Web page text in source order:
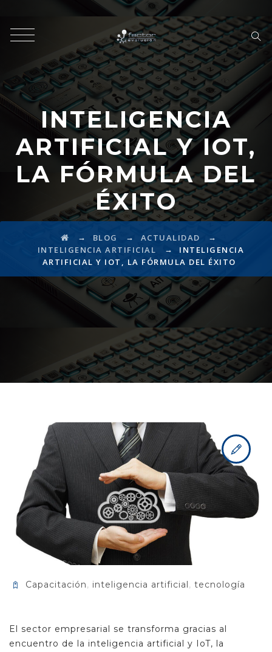
INTELIGENCIA
ARTIFICIAL Y IOT,
LA FÓRMULA DEL
ÉXITO
→ BLOG → ACTUALIDAD →
INTELIGENCIA ARTIFICIAL →
INTELIGENCIA
ARTIFICIAL Y IOT, LA FÓRMULA DEL ÉXITO
Capacitación, inteligencia artificial, tecnología
El sector empresarial se transforma gracias al
encuentro de la inteligencia artificial y IoT, la